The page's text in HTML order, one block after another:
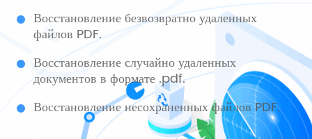
Восстановление безвозвратно удаленных
файлов PDF.
Восстановление случайно удаленных
документов в формате .pdf.
Восстановление несохраненных файлов PDF.